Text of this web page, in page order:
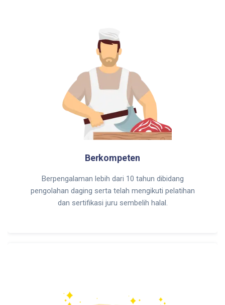
Berkompeten
Berpengalaman lebih dari 10 tahun dibidang
pengolahan daging serta telah mengikuti pelatihan
dan sertifikasi juru sembelih halal.